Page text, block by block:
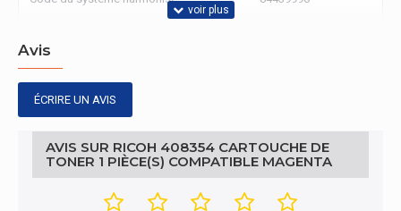
Avis
ÉCRIRE UN AVIS
AVIS SUR RICOH 408354 CARTOUCHE DE
TONER 1 PIÈCE(S) COMPATIBLE MAGENTA